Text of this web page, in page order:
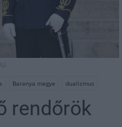
Baranya megye dualizmus
rendőrök